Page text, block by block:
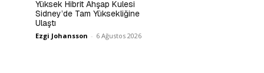
Yüksek Hibrit Ahşap Kulesi
Sidney’de Tam Yüksekliğine
Ulaştı
Ezgi Johansson - 6 Ağustos 2026